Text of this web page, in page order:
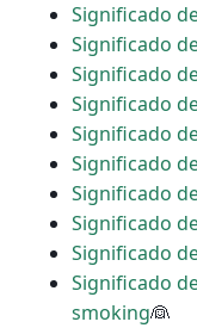
Significado
Significado
Significado
Significado
Significado
Significado
Significado
Significado
Significado
Significado
smoking👰